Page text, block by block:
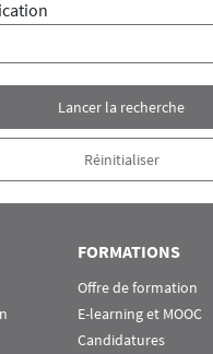
FORMATIONS
Offre de formation
E-learning et MOOC
Candidatures